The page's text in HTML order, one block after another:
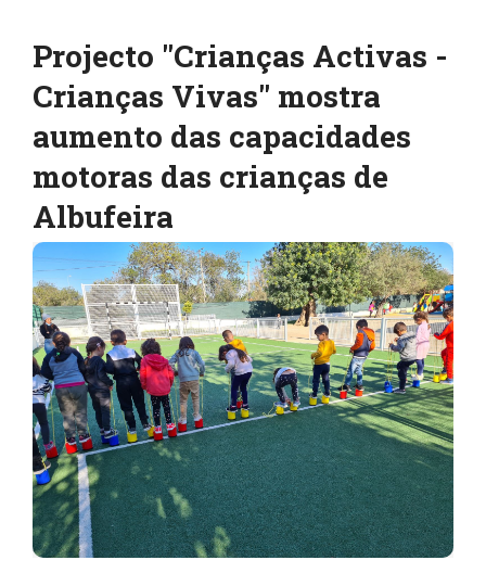
Projecto "Crianças Activas -
Crianças Vivas" mostra
aumento das capacidades
motoras das crianças de
Albufeira